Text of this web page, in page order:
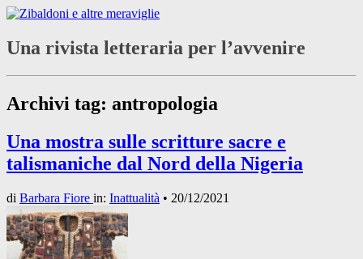
Una rivista letteraria per l’avvenire
Archivi tag: antropologia
Una mostra sulle scritture sacre e
talismaniche dal Nord della Nigeria
di Barbara Fiore in: Inattualità • 20/12/2021